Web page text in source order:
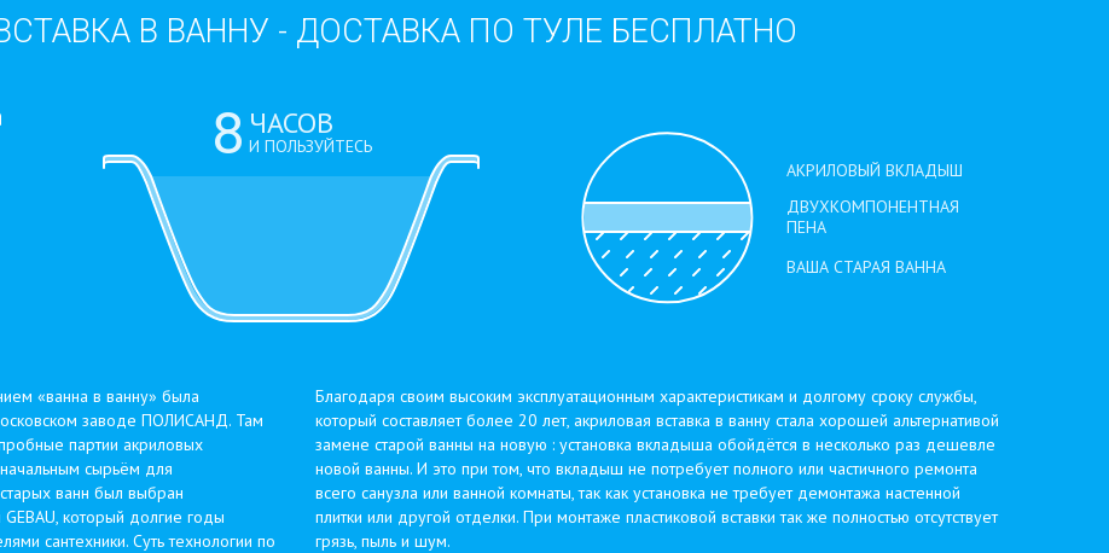
В ВАННУ - ДОСТАВКА ПО ТУЛЕ БЕСПЛАТНО
«ванна в ванну» была
заводе ПОЛИСАНД. Там
партии акриловых
сырьём для
ванн был выбран
который долгие годы
сантехники. Суть технологии по
Благодаря своим высоким эксплуатационным характеристикам и долгому сроку службы,
который составляет более 20 лет, акриловая вставка в ванну стала хорошей альтернативой
замене старой ванны на новую : установка вкладыша обойдётся в несколько раз дешевле
новой ванны. И это при том, что вкладыш не потребует полного или частичного ремонта
всего санузла или ванной комнаты, так как установка не требует демонтажа настенной
плитки или другой отделки. При монтаже пластиковой вставки так же полностью отсутствует
грязь, пыль и шум.